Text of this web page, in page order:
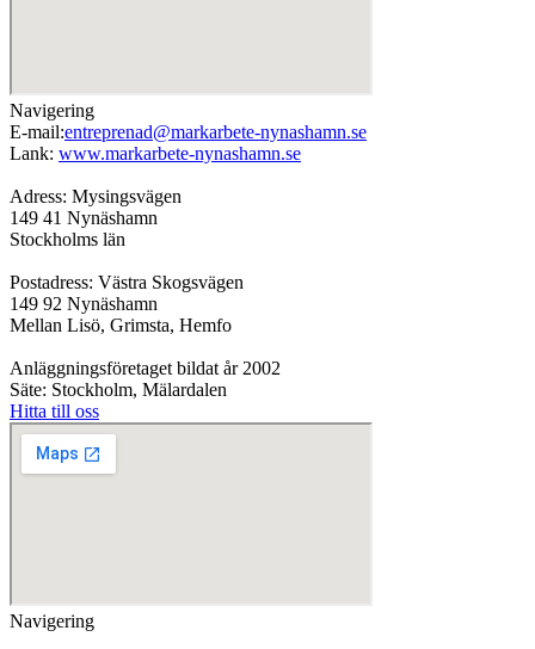
Navigering
E-mail:entreprenad@markarbete-nynashamn.se
Lank: www.markarbete-nynashamn.se
Adress: Mysingsvägen
149 41 Nynäshamn
Stockholms län
Postadress: Västra Skogsvägen
149 92 Nynäshamn
Mellan Lisö, Grimsta, Hemfo
Anläggningsföretaget bildat år 2002
Säte: Stockholm, Mälardalen
Hitta till oss
Navigering